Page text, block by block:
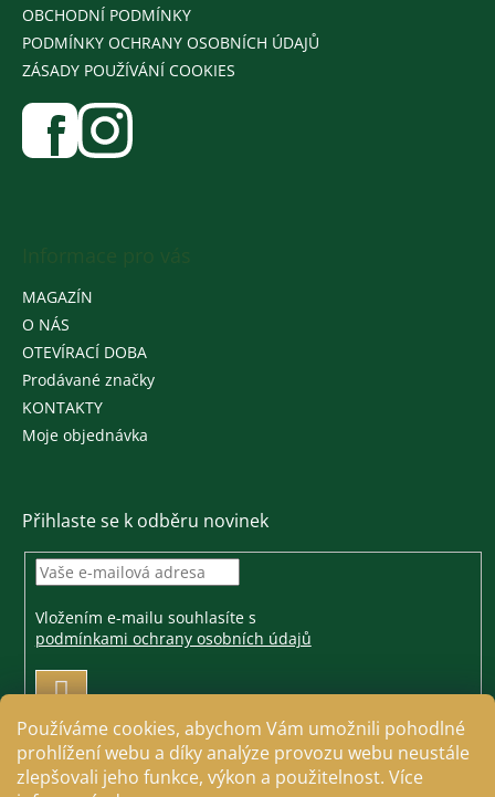
Používáme cookies, abychom Vám umožnili pohodlné
prohlížení webu a díky analýze provozu webu neustále
zlepšovali jeho funkce, výkon a použitelnost. Více
OBCHODNÍ PODMÍNKY
PODMÍNKY OCHRANY OSOBNÍCH ÚDAJŮ
ZÁSADY POUŽÍVÁNÍ COOKIES
MAGAZÍN
O NÁS
OTEVÍRACÍ DOBA
Prodávané značky
KONTAKTY
Moje objednávka
Přihlaste se k odběru novinek
Vložením e-mailu souhlasíte s
podmínkami ochrany osobních údajů
PŘIHLÁSIT